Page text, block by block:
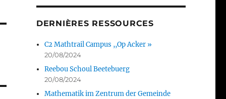
DERNIÈRES RESSOURCES
C2 Mathtrail Campus ,,Op Acker »
20/08/2024
Reebou Schoul Beetebuerg
20/08/2024
Mathematik im Zentrum der Gemeinde